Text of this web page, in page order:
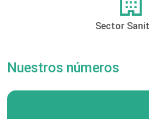
Sector
Nuestros números